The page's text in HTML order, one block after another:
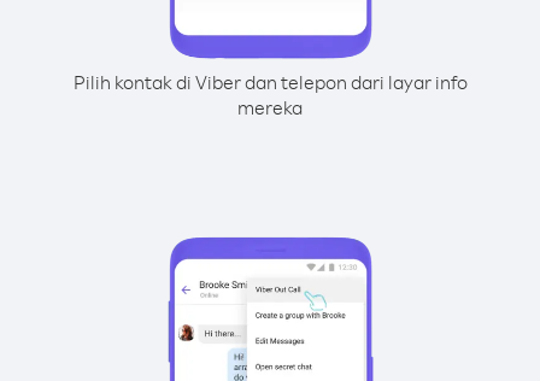
Pilih kontak di Viber dan telepon dari layar info
mereka